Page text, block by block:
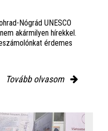
Nógrád UNESCO
akármilyen hírekkel.
érdemes
Tovább olvasom